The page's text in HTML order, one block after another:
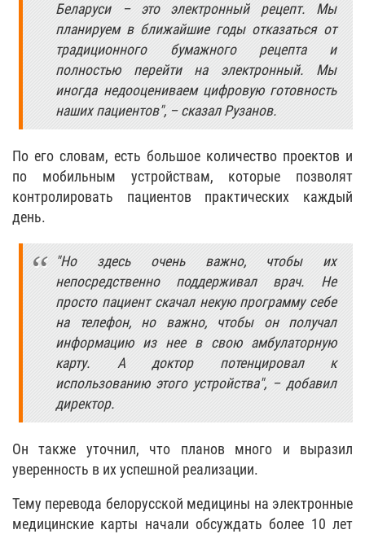
Беларуси – это электронный рецепт. Мы
планируем в ближайшие годы отказаться от
традиционного бумажного рецепта и
полностью перейти на электронный. Мы
иногда недооцениваем цифровую готовность
наших пациентов", – сказал Рузанов.
По его словам, есть большое количество проектов и
по мобильным устройствам, которые позволят
контролировать пациентов практических каждый
день.
"Но здесь очень важно, чтобы их
непосредственно поддерживал врач. Не
просто пациент скачал некую программу себе
на телефон, но важно, чтобы он получал
информацию из нее в свою амбулаторную
карту. А доктор потенцировал к
использованию этого устройства", – добавил
директор.
Он также уточнил, что планов много и выразил
уверенность в их успешной реализации.
Тему перевода белорусской медицины на электронные
медицинские карты начали обсуждать более 10 лет